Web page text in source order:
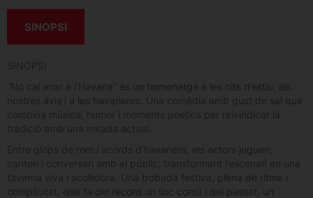
SINOPSI
SINOPSI
“No cal anar a l’Havana” és un homenatge a les nits d’estiu, als
nostres avis i a les havaneres. Una comèdia amb gust de sal que
combina música, humor i moments poètics per reivindicar la
tradició amb una mirada actual.
Entre glops de rom i acords d’havanera, els actors juguen,
canten i conversen amb el públic, transformant l’escenari en una
taverna viva i acollidora. Una trobada festiva, plena de ritme i
complicitat, que fa del record un lloc comú i del passat, un